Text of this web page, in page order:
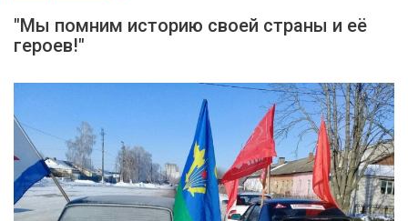
"Мы помним историю своей страны и её
героев!"